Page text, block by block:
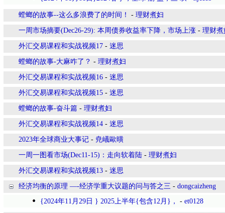
​螳螂的故事--这么多浪费了的时间！ - 理财煮妇
一周市场摘要(Dec26-29): 本周债券收益率下降，市场上涨 - 理财煮
外汇交易课程和实战视频17 - 迷思
螳螂的故事-大麻咋了？ - 理财煮妇
外汇交易课程和实战视频16 - 迷思
外汇交易课程和实战视频15 - 迷思
螳螂的故事-奋斗篇 - 理财煮妇
外汇交易课程和实战视频14 - 迷思
2023年全球商业大事记 - 尭嶬歐曂
一周一图看市场(Dec11-15)：走向软着陆 - 理财煮妇
外汇交易课程和实战视频13 - 迷思
经济均衡的原理 —-经济学重大议题的问与答之三 - dongcaizheng
{2024年11月29日 } 2025上半年{包含12月}，
- et0128